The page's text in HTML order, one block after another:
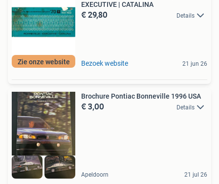
Zie onze website
EXECUTIVE | CATALINA
€ 29,80 Details
Bezoek website 21 jun 26
Brochure Pontiac Bonneville 1996 USA
€ 3,00 Details
Apeldoorn 21 jul 26